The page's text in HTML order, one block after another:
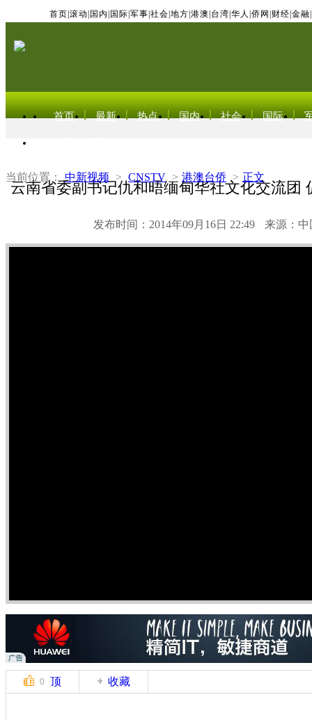
首页 滚动 国内 国际 军事 社会 地方 港澳 台湾 华人 侨网 财经 金融
首页 最新 热点 国内 社会 国际
当前位置： 中新视频 > CNSTV > 港澳台侨 > 正文
云南省委副书记仇和晤缅甸华社文化交流团
发布时间：2014年09月16日 22:49 来源：中
0 顶 收藏